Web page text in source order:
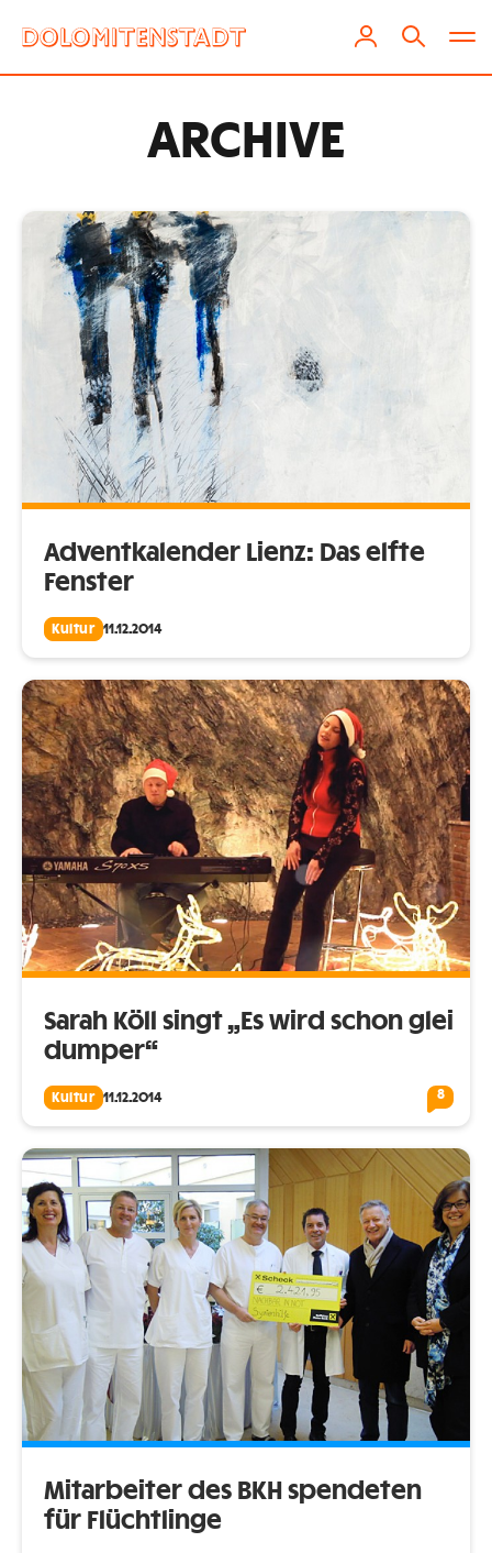
ARCHIVE
Adventkalender Lienz: Das elfte
Fenster
Kultur 11.12.2014
Sarah Köll singt „Es wird schon glei
dumper“
Kultur 11.12.2014 8
Mitarbeiter des BKH spendeten
für Flüchtlinge